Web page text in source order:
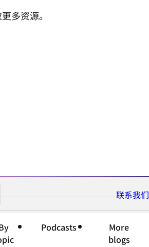
多资源。
联系我们
Podcasts
More
blogs